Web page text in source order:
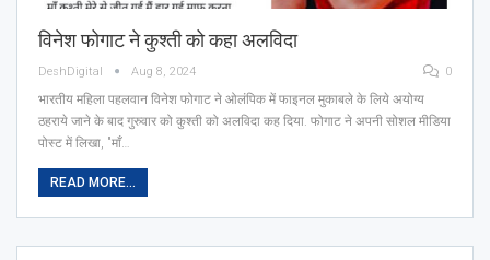
विनेश फोगाट ने कुश्ती को कहा अलविदा
DeshDigital Aug 8, 2024 0
भारतीय महिला पहलवान विनेश फोगाट ने ओलंपिक में फाइनल मुकाबले के लिये अयोग्य
ठहराये जाने के बाद गुरुवार को कुश्ती को अलविदा कह दिया. फोगाट ने अपनी सोशल मीडिया
पोस्ट में लिखा, "माँ…
READ MORE...